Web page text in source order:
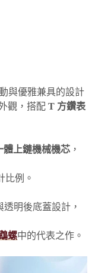
與優雅兼具的設計
觀，搭配T 方鑽表
體上鏈機械機芯 ，
比例。
透明後底蓋設計，
螺中的代表之作。